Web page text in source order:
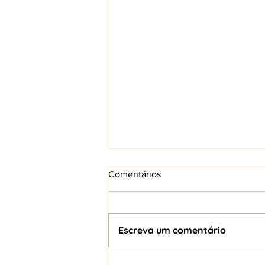
Comentários
Escreva um comentário